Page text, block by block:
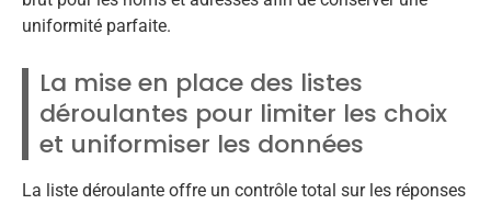
uniformité parfaite.
La mise en place des listes
déroulantes pour limiter les choix
et uniformiser les données
La liste déroulante offre un contrôle total sur les réponses